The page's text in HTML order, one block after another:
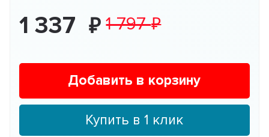
1 337 1 797
Добавить в корзину
Купить в 1 клик